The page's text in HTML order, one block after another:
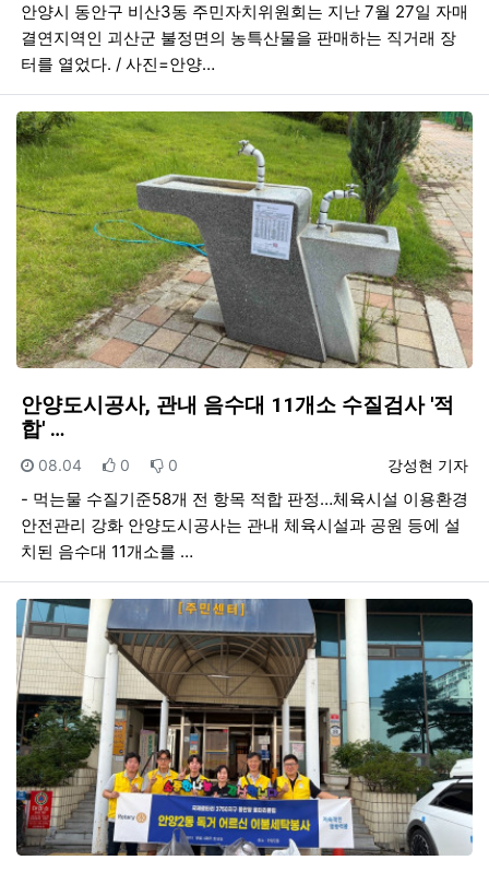
안양시 동안구 비산3동 주민자치위원회는 지난 7월 27일 자매
결연지역인 괴산군 불정면의 농특산물을 판매하는 직거래 장
터를 열었다. / 사진=안양…
안양도시공사, 관내 음수대 11개소 수질검사 '적
합' …
등록자
강성현 기자
등록일
08.04 추천
0 비추천
0
- 먹는물 수질기준58개 전 항목 적합 판정…체육시설 이용환경
안전관리 강화 안양도시공사는 관내 체육시설과 공원 등에 설
치된 음수대 11개소를 …